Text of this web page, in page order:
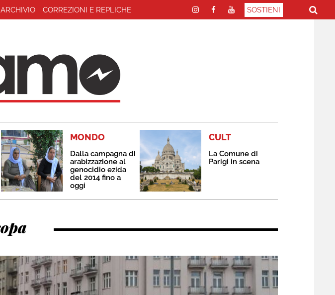
ARCHIVIO CORREZIONI E REPLICHE SOSTIENI
MONDO
Dalla campagna di
arabizzazione al
genocidio ezida
del 2014 fino a
oggi
CULT
La Comune di
Parigi in scena